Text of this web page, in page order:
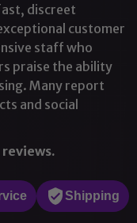
discreet
customer
staff who
praise the ability
Many report
and social
Shipping